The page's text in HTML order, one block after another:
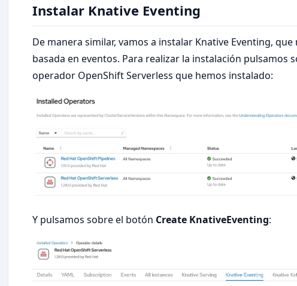
Instalar Knative Eventing
De manera similar, vamos a instalar Knative Eventing,
basada en eventos. Para realizar la instalación pulsamos
operador OpenShift Serverless que hemos instalado:
Y pulsamos sobre el botón Create KnativeEventing: